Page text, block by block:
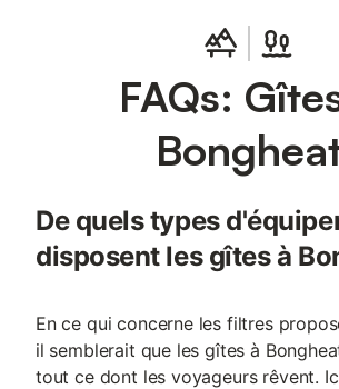
FAQs:
De quels types
disposent les gîtes à
En ce qui concerne les filtres
il semblerait que les gîtes à
tout ce dont les voyageurs rêvent.